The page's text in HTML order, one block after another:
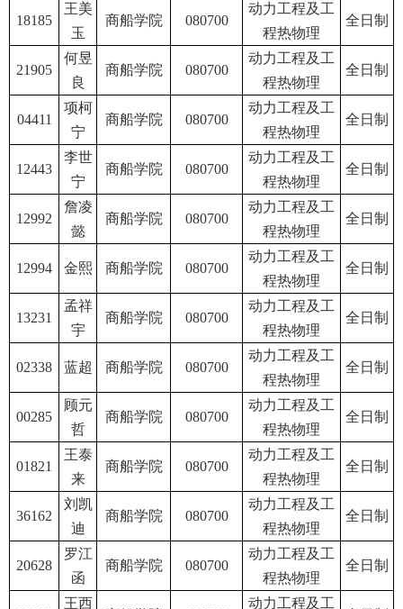
18185
王美
玉
商船学院 080700
动力工程及工
程热物理
全日制
21905
何昱
良
商船学院 080700
动力工程及工
程热物理
全日制
04411
项柯
宁
商船学院 080700
动力工程及工
程热物理
全日制
12443
李世
宁
商船学院 080700
动力工程及工
程热物理
全日制
12992
詹凌
懿
商船学院 080700
动力工程及工
程热物理
全日制
12994 金熙 商船学院 080700
动力工程及工
程热物理
全日制
13231
孟祥
宇
商船学院 080700
动力工程及工
程热物理
全日制
02338 蓝超 商船学院 080700
动力工程及工
程热物理
全日制
00285
顾元
哲
商船学院 080700
动力工程及工
程热物理
全日制
01821
王泰
来
商船学院 080700
动力工程及工
程热物理
全日制
36162
刘凯
迪
商船学院 080700
动力工程及工
程热物理
全日制
20628
罗江
函
商船学院 080700
动力工程及工
程热物理
全日制
王西
动力工程及工